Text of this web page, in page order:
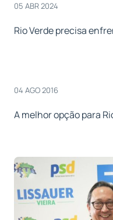
05 ABR 2024
Rio Verde precisa
04 AGO 2016
A melhor opção para